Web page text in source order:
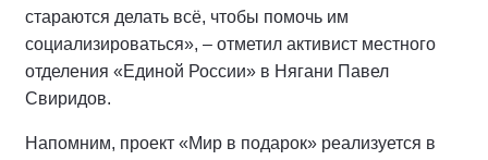
стараются делать всё, чтобы помочь им
социализироваться», – отметил активист местного
отделения «Единой России» в Нягани Павел
Свиридов.
Напомним, проект «Мир в подарок» реализуется в